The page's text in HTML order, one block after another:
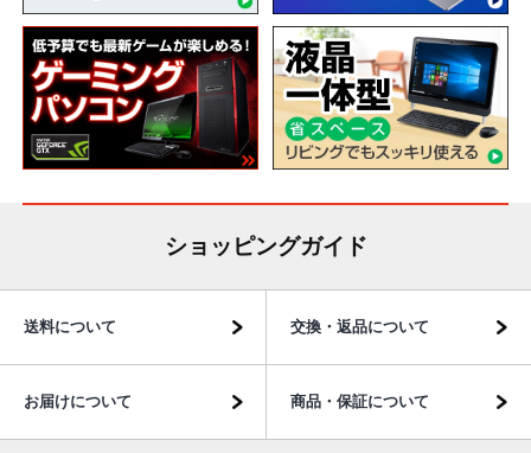
ショッピングガイド
送料について 交換・返品について
お届けについて 商品・保証について